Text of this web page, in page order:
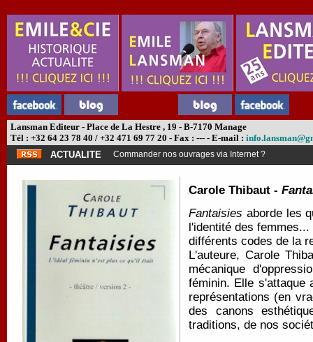
Lansman Editeur - Place de La Hestre , 19 - B-7170 Manage
Tél : +32 64 23 78 40 / +32 471 69 77 20 - Fax : --- - E-mail :
ACTUALITE
Commander nos ouvrages via Internet ?
Carole Thibaut -
Fantaisies aborde les
l'identité des
différents codes de la
L'auteure, Carole
mécanique
féminin. Elle s'attaque
représentations (en
des canons
traditions, de nos